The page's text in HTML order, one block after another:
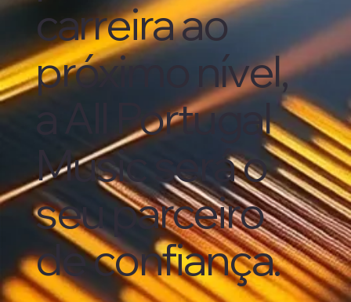
carreira ao
próximo nível,
a All Portugal
Music será o
seu parceiro
de confiança.